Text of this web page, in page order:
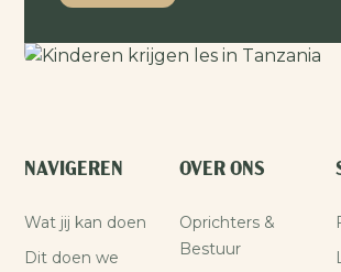
NAVIGEREN
Wat jij kan doen
Dit doen we
OVER ONS
Oprichters &
Bestuur